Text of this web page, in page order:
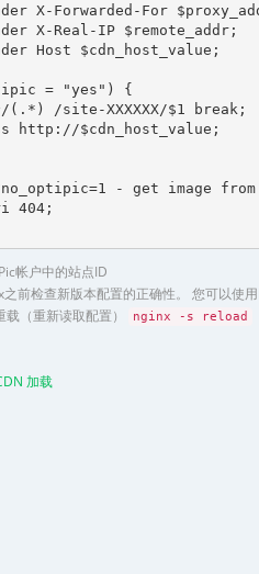
X-Forwarded-For
X-Real-IP $remote_addr;
Host $cdn_host_value;
= "yes") {
(.*) /site-XXXXXX/$1 break;
http://$cdn_host_value;
- get image
404;
帐户中的站点ID
前检查新版本配置的正确性。 您可以使
（重新读取配置）
nginx -s reload
加载